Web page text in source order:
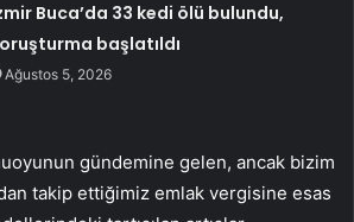
Buca’da 33 kedi ölü bulundu,
başlatıldı
Ağustos 5, 2026
gündemine gelen, ancak bizim
takip ettiğimiz emlak vergisine esas